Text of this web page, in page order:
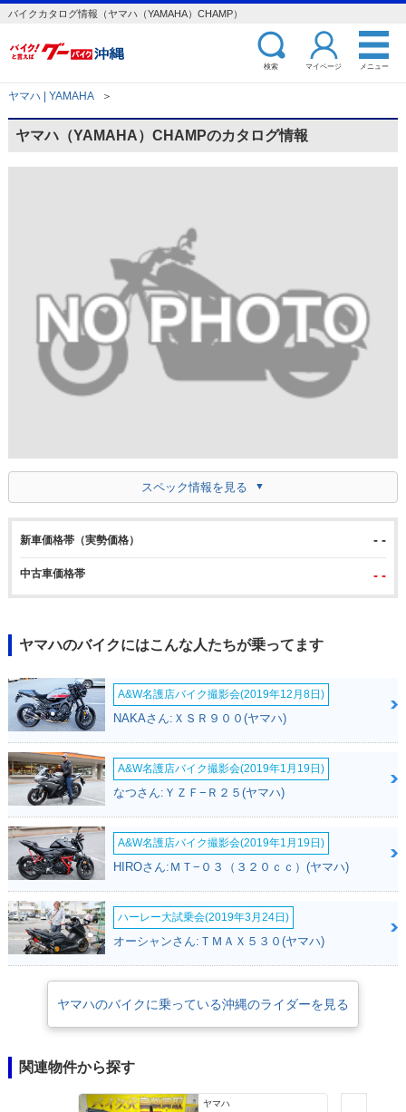
バイクカタログ情報（ヤマハ（YAMAHA）CHAMP）
検索 マイページ メニュー
ヤマハ | YAMAHA ＞
ヤマハ（YAMAHA）CHAMPのカタログ情報
スペック情報を見る
新車価格帯（実勢価格） - -
中古車価格帯 - -
ヤマハのバイクにはこんな人たちが乗ってます
A&W名護店バイク撮影会(2019年12月8日)
NAKAさん:ＸＳＲ９００(ヤマハ)
A&W名護店バイク撮影会(2019年1月19日)
なつさん:ＹＺＦ−Ｒ２５(ヤマハ)
A&W名護店バイク撮影会(2019年1月19日)
HIROさん:ＭＴ−０３（３２０ｃｃ）(ヤマハ)
ハーレー大試乗会(2019年3月24日)
オーシャンさん:ＴＭＡＸ５３０(ヤマハ)
ヤマハのバイクに乗っている沖縄のライダーを見る
関連物件から探す
ヤマハ